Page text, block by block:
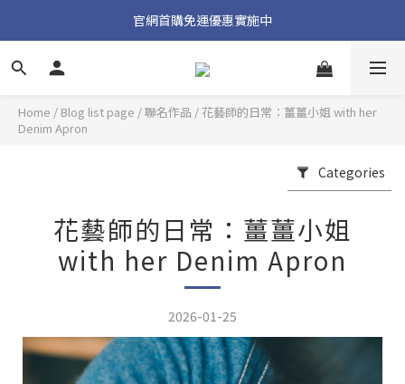
加入官方 LINE 獲取隱藏好禮
官網首購免運優惠實施中
加入官方 LINE 獲取隱藏好禮
Home / Blog list page /聯名作品 / 花藝師的日常：薑薑小姐 with her
Denim Apron
Categories
花藝師的日常：薑薑小姐
with her Denim Apron
2026-01-25